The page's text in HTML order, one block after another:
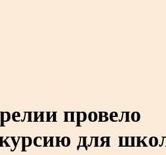
провело
для